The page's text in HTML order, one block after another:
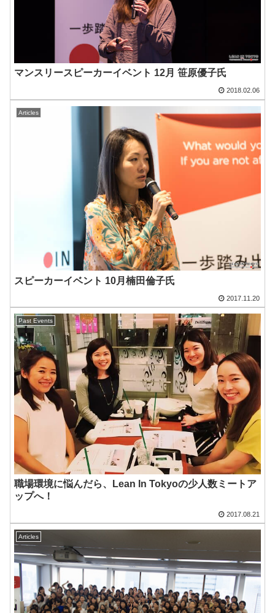
マンスリースピーカーイベント 12月 笹原優子氏
2018.02.06
Articles
スピーカーイベント 10月楠田倫子氏
2017.11.20
Past Events
職場環境に悩んだら、Lean In Tokyoの少人数ミートア
ップへ！
2017.08.21
Articles